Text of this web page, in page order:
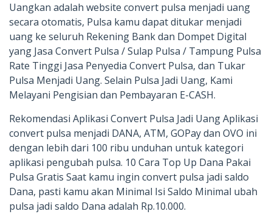
Uangkan adalah website convert pulsa menjadi uang
secara otomatis, Pulsa kamu dapat ditukar menjadi
uang ke seluruh Rekening Bank dan Dompet Digital
yang Jasa Convert Pulsa / Sulap Pulsa / Tampung Pulsa
Rate Tinggi Jasa Penyedia Convert Pulsa, dan Tukar
Pulsa Menjadi Uang. Selain Pulsa Jadi Uang, Kami
Melayani Pengisian dan Pembayaran E-CASH.
Rekomendasi Aplikasi Convert Pulsa Jadi Uang Aplikasi
convert pulsa menjadi DANA, ATM, GOPay dan OVO ini
dengan lebih dari 100 ribu unduhan untuk kategori
aplikasi pengubah pulsa. 10 Cara Top Up Dana Pakai
Pulsa Gratis Saat kamu ingin convert pulsa jadi saldo
Dana, pasti kamu akan Minimal Isi Saldo Minimal ubah
pulsa jadi saldo Dana adalah Rp.10.000.